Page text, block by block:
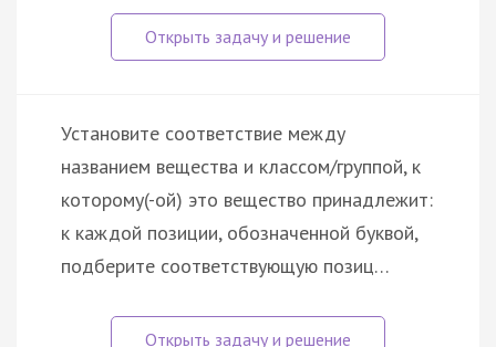
Установите соответствие между
названием вещества и классом/группой, к
которому(-ой) это вещество принадлежит:
к каждой позиции, обозначенной буквой,
подберите соответствующую позиц…